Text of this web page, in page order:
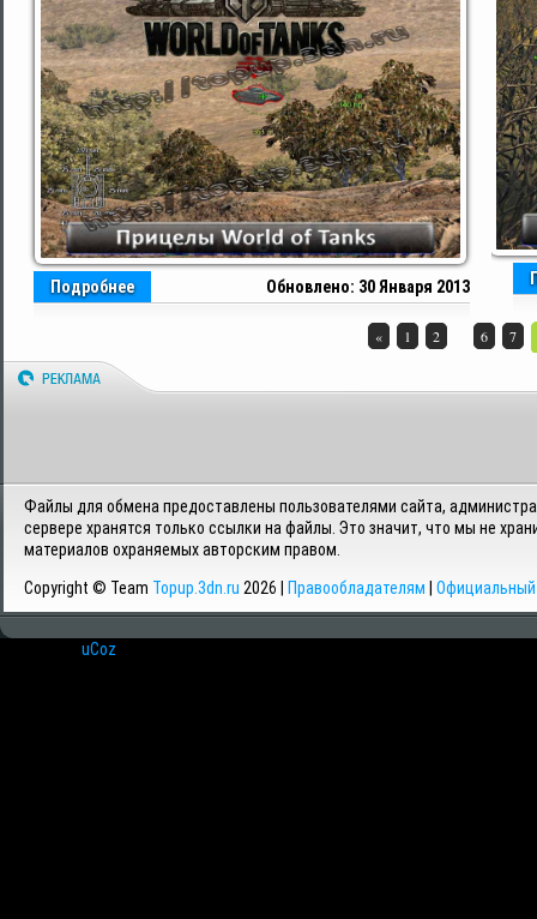
Обновлено: 30 Января 2013
Подробнее
« 1 2 6 7
Файлы для обмена предоставлены пользователями сайта,
сервере хранятся только ссылки на файлы. Это значит, что мы не
материалов охраняемых авторским правом.
Copyright © Team Topup.3dn.ru 2026 | Правообладателям Официальный
uCoz